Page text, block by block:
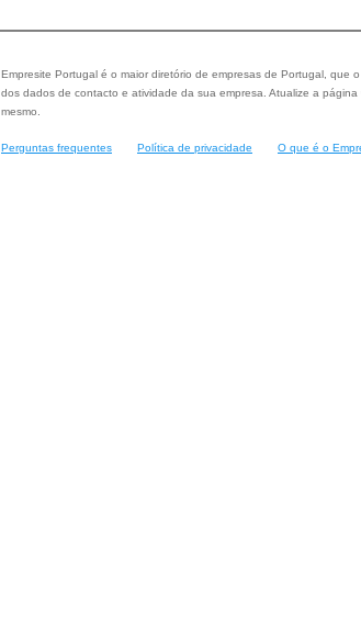
Empresite Portugal é o maior diretório de empresas de Portugal, que
dos dados de contacto e atividade da sua empresa. Atualize a
mesmo.
Perguntas frequentes Política de privacidade O que é o